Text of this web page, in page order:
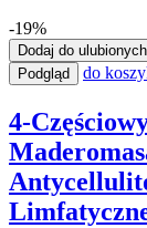
-19%
Dodaj do ulubionych
Podgląd
do
4-